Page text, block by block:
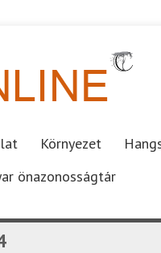
Környezet
önazonosságtár